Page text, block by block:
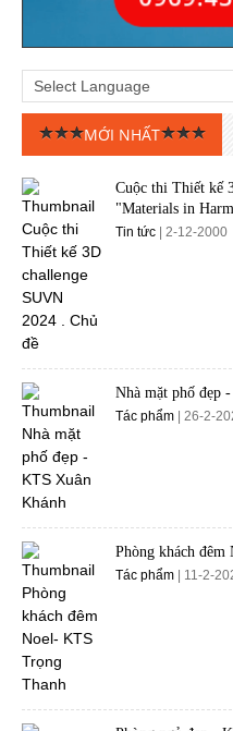
MỚI NHẤT
Cuộc thi Thiết kế
"Materials in
Tin tức| 2-12-2000
Nhà mặt phố đẹp
Tác phẩm | 26-2-
Phòng khách
Tác phẩm | 11-2-